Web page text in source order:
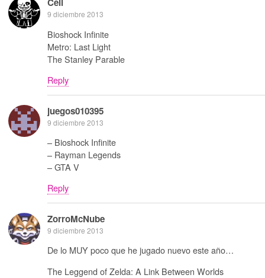
Cell
9 diciembre 2013
Bioshock Infinite
Metro: Last Light
The Stanley Parable
Reply
juegos010395
9 diciembre 2013
– Bioshock Infinite
– Rayman Legends
– GTA V
Reply
ZorroMcNube
9 diciembre 2013
De lo MUY poco que he jugado nuevo este año…
The Leggend of Zelda: A Link Between Worlds